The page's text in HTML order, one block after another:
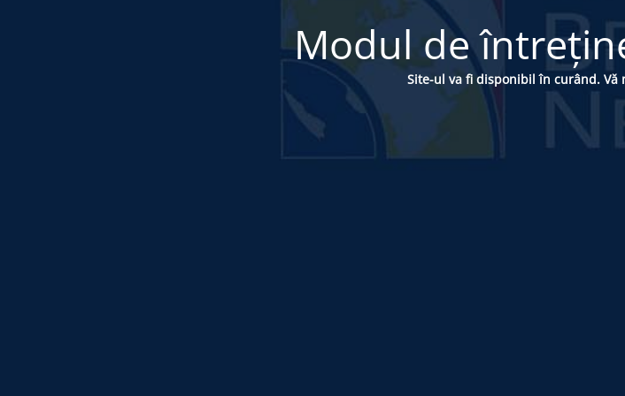
Modul de
Site-ul va fi disponibil în curând.